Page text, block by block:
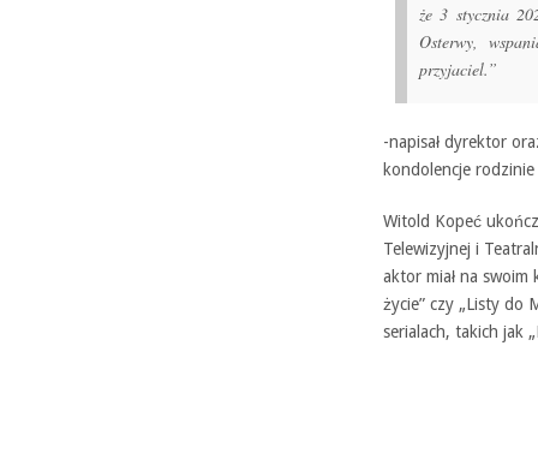
że 3 stycznia
Osterwy,
przyjaciel.”
-napisał dyrektor
kondolencje
Witold Kopeć
Telewizyjnej i
aktor miał na swoim
życie” czy „Listy do
serialach, takich jak